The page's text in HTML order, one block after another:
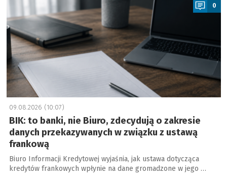
0
09.08.2026 (10:07)
BIK: to banki, nie Biuro, zdecydują o zakresie
danych przekazywanych w związku z ustawą
frankową
Biuro Informacji Kredytowej wyjaśnia, jak ustawa dotycząca
kredytów frankowych wpłynie na dane gromadzone w jego …